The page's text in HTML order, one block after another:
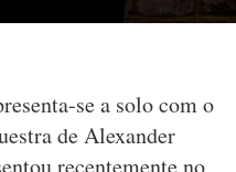
se a solo com o
de Alexander